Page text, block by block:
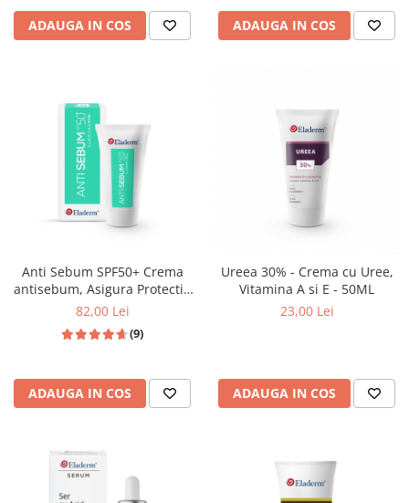
ADAUGA IN COS ADAUGA IN COS
Anti Sebum SPF50+ Crema
antisebum, Asigura Protectie
solara ridicata , 50 ML
82,00 Lei
(9)
ADAUGA IN COS
Ureea 30% - Crema cu Uree,
Vitamina A si E - 50ML
23,00 Lei
ADAUGA IN COS